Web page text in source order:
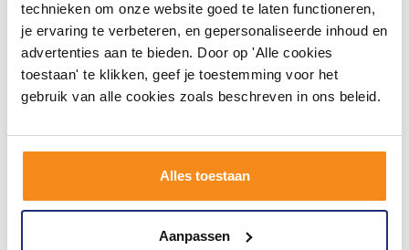
technieken om onze website goed te laten functioneren,
je ervaring te verbeteren, en gepersonaliseerde inhoud en
advertenties aan te bieden. Door op 'Alle cookies
toestaan' te klikken, geef je toestemming voor het
gebruik van alle cookies zoals beschreven in ons beleid.
Alles toestaan
Aanpassen
#mijndroombadkamer